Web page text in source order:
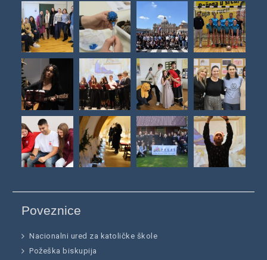
Poveznice
Nacionalni ured za katoličke škole
Požeška biskupija